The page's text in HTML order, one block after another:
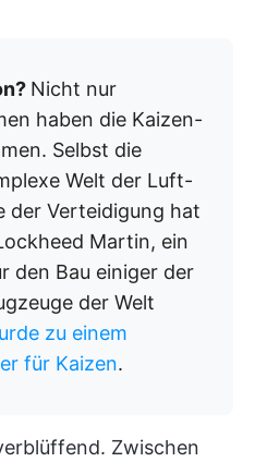
Nicht nur
haben die Kaizen-
Selbst die
Welt der Luft-
der Verteidigung hat
Martin, ein
den Bau einiger der
der Welt
zu einem
für Kaizen.
Zwischen